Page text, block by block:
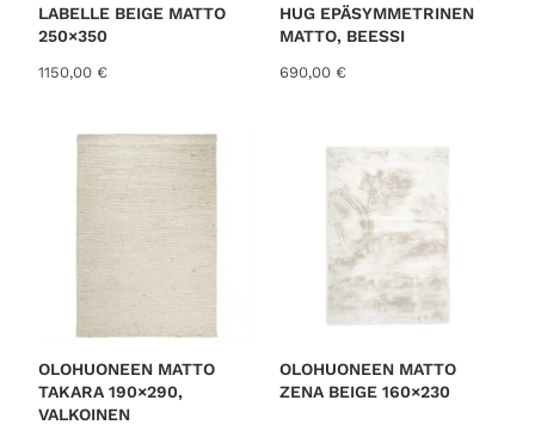
LABELLE BEIGE MATTO
250×350
1150,00 €
HUG EPÄSYMMETRINEN
MATTO, BEESSI
690,00 €
OLOHUONEEN MATTO
TAKARA 190×290,
VALKOINEN
OLOHUONEEN MATTO
ZENA BEIGE 160×230